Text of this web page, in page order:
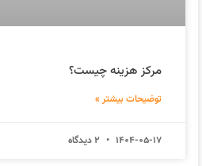
مرکز هزینه چیست؟
توضیحات بیشتر »
1404-05-17